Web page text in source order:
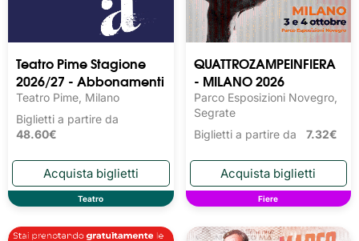
Teatro Pime Stagione
2026/27 - Abbonamenti
Teatro Pime, Milano
Biglietti a partire da
48.60€
Teatro
QUATTROZAMPEINFIERA
- MILANO 2026
Parco Esposizioni Novegro,
Segrate
Biglietti a partire da 7.32€
Fiere